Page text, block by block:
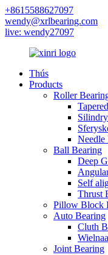
+8615588627097
wendy@xrlbearing.com
live: wendy27097
Thús
Products
Roller
Needle
Ball Bearing
Deep
Self
Thrust
Pillow Block
Auto Bearing
Cluth
Joint Bearing